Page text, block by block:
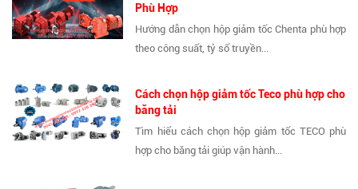
Phù Hợp
Hướng dẫn chọn hộp giảm tốc Chenta phù hợp
theo công suất, tỷ số truyền...
Cách chọn hộp giảm tốc Teco phù hợp cho
băng tải
Tìm hiểu cách chọn hộp giảm tốc TECO phù
hợp cho băng tải giúp vận hành...